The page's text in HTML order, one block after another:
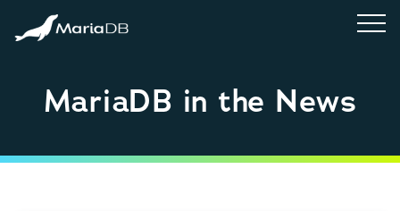
MariaDB in the News